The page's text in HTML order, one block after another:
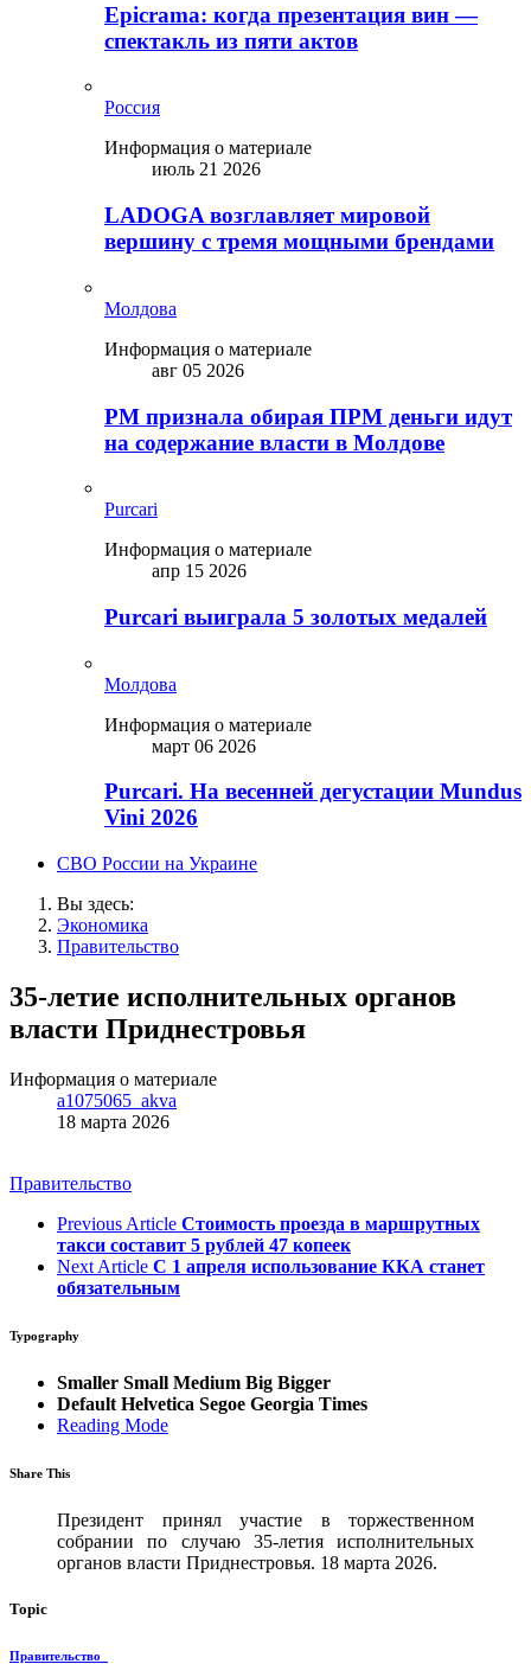
Epicrama: когда презентация вин —
спектакль из пяти актов
Россия
Информация о материале
июль 21 2026
LADOGA возглавляет мировой
вершину с тремя мощными брендами
Молдова
Информация о материале
авг 05 2026
PM признала обирая ПРМ деньги идут
на содержание власти в Молдове
Purcari
Информация о материале
апр 15 2026
Purcari выиграла 5 золотых медалей
Молдова
Информация о материале
март 06 2026
Purcari. На весенней дегустации Mundus
Vini 2026
СВО России на Украине
Вы здесь:
Экономика
Правительство
35-летие исполнительных органов
власти Приднестровья
Информация о материале
a1075065_akva
18 марта 2026
Правительство
Previous Article Стоимость проезда в маршрутных
такси составит 5 рублей 47 копеек
Next Article С 1 апреля использование ККА станет
обязательным
Typography
Smaller Small Medium Big Bigger
Default Helvetica Segoe Georgia Times
Reading Mode
Share This
Президент принял участие в торжественном
собрании по случаю 35-летия исполнительных
органов власти Приднестровья. 18 марта 2026.
Topic
Правительство